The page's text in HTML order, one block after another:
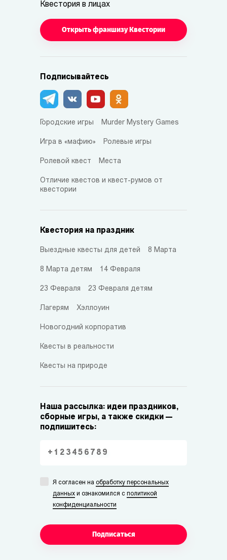
Квестория в лицах
Открыть франшизу Квестории
Подписывайтесь
Городские игры Murder Mystery Games
Игра в «мафию» Ролевые игры
Ролевой квест Места
Отличие квестов и квест-румов от
квестории
Квестория на праздник
Выездные квесты для детей 8 Марта
8 Марта детям 14 Февраля
23 Февраля 23 Февраля детям
Лагерям Хэллоуин
Новогодний корпоратив
Квесты в реальности
Квесты на природе
Наша рассылка: идеи праздников,
сборные игры, а также скидки —
подпишитесь:
Я согласен на обработку персональных
данных и ознакомился с политикой
конфиденциальности
Подписаться